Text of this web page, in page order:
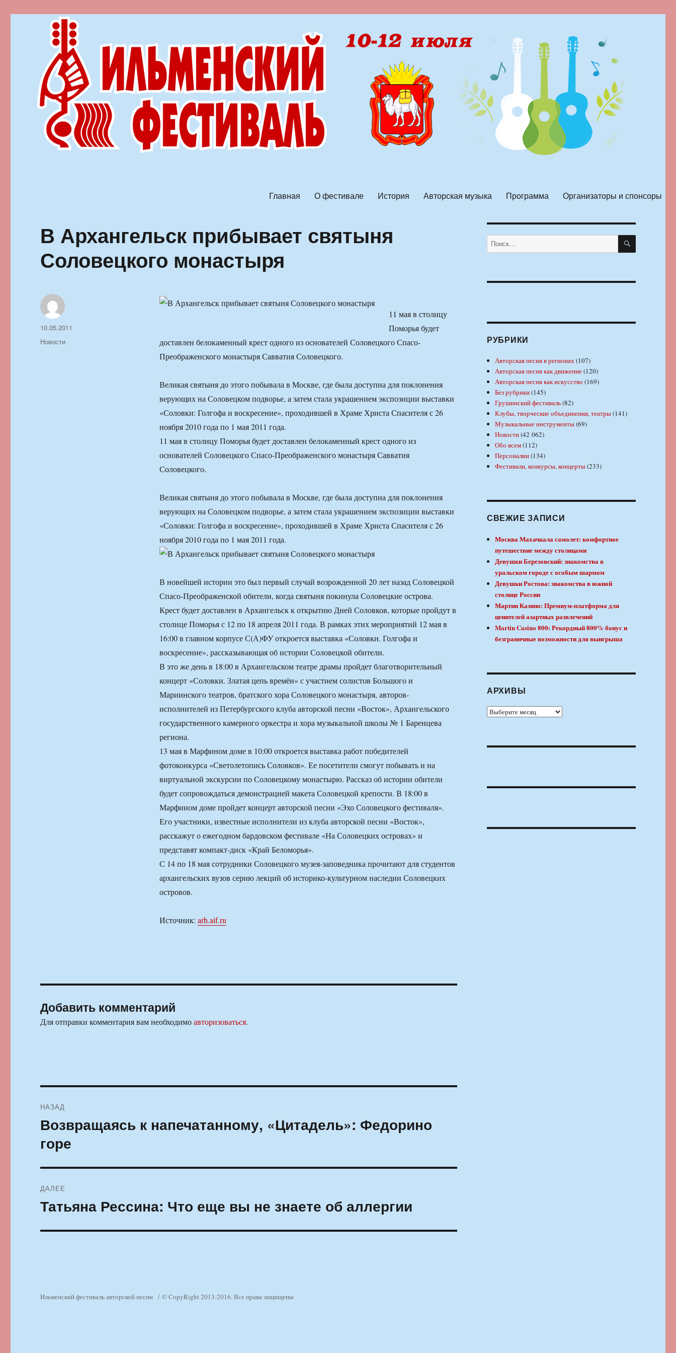
Главная О фестивале История Авторская музыка Программа Организаторы и спонсоры
В Архангельск прибывает святыня
Соловецкого монастыря
11 мая в столицу
Поморья будет
доставлен белокаменный крест одного из основателей Соловецкого Спасо-
Преображенского монастыря Савватия Соловецкого.
Великая святыня до этого побывала в Москве, где была доступна для поклонения
верующих на Соловецком подворье, а затем стала украшением экспозиции выставки
«Соловки: Голгофа и воскресение», проходившей в Храме Христа Спасителя с 26
ноября 2010 года по 1 мая 2011 года.
11 мая в столицу Поморья будет доставлен белокаменный крест одного из
основателей Соловецкого Спасо-Преображенского монастыря Савватия
Соловецкого.
Великая святыня до этого побывала в Москве, где была доступна для поклонения
верующих на Соловецком подворье, а затем стала украшением экспозиции выставки
«Соловки: Голгофа и воскресение», проходившей в Храме Христа Спасителя с 26
ноября 2010 года по 1 мая 2011 года.
В новейшей истории это был первый случай возрожденной 20 лет назад Соловецкой
Спасо-Преображенской обители, когда святыня покинула Соловецкие острова.
Крест будет доставлен в Архангельск к открытию Дней Соловков, которые пройдут в
столице Поморья с 12 по 18 апреля 2011 года. В рамках этих мероприятий 12 мая в
16:00 в главном корпусе С(А)ФУ откроется выставка «Соловки. Голгофа и
воскресение», рассказывающая об истории Соловецкой обители.
В это же день в 18:00 в Архангельском театре драмы пройдет благотворительный
концерт «Соловки. Златая цепь времён» с участием солистов Большого и
Мариинского театров, братского хора Соловецкого монастыря, авторов-
исполнителей из Петербургского клуба авторской песни «Восток», Архангельского
государственного камерного оркестра и хора музыкальной школы № 1 Баренцева
региона.
13 мая в Марфином доме в 10:00 откроется выставка работ победителей
фотоконкурса «Светолетопись Соловков». Ее посетители смогут побывать и на
виртуальной экскурсии по Соловецкому монастырю. Рассказ об истории обители
будет сопровождаться демонстрацией макета Соловецкой крепости. В 18:00 в
Марфином доме пройдет концерт авторской песни «Эхо Соловецкого фестиваля».
Его участники, известные исполнители из клуба авторской песни «Восток»,
расскажут о ежегодном бардовском фестивале «На Соловецких островах» и
представят компакт-диск «Край Беломорья».
С 14 по 18 мая сотрудники Соловецкого музея-заповедника прочитают для студентов
архангельских вузов серию лекций об историко-культурном наследии Соловецких
островов.
Источник: arh.aif.ru
Автор
Опубликовано
10.05.2011
Рубрики
Новости
Добавить комментарий
Для отправки комментария вам необходимоавторизоваться.
по
записям
НАЗАД
Предыдущая
Возвращаясь к напечатанному, «Цитадель»: Федорино
горе
ДАЛЕЕ
Следующая
Татьяна Рессина: Что еще вы не знаете об аллергии
Искать: ПОИСК
РУБРИКИ
Авторская песня в регионах(107)
Авторская песня как движение(120)
Авторская песня как искусство (169)
Без рубрики(145)
Грушинский фестиваль(82)
Клубы, творческие объединения, театры(141)
Музыкальные инструменты(69)
Новости(42 062)
Обо всем(112)
Персоналии(134)
Фестивали, конкурсы, концерты(233)
СВЕЖИЕ ЗАПИСИ
Москва Махачкала самолет: комфортное
путешествие между столицами
Девушки Березовский: знакомства в
уральском городе с особым шармом
Девушки Ростова: знакомства в южной
столице России
Мартин Казино: Премиум-платформа для
ценителей азартных развлечений
Martin Casino 800: Рекордный 800% бонус и
безграничные возможности для выигрыша
АРХИВЫ
Архивы
Ильменский фестиваль авторской песни © CopyRight 2013-2016. Все права защищены